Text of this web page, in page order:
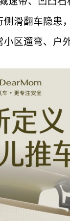
侧滑翻车隐患
区遛弯、户